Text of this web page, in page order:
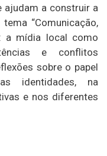
ajudam a construir a
“Comunicação,
a mídia local como
e conflitos
sobre o papel
identidades, na
e nos diferentes